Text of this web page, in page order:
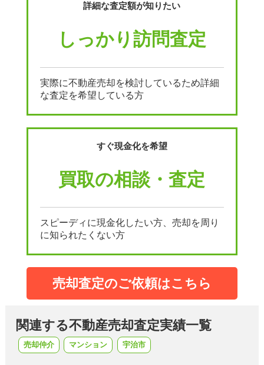
詳細な査定額が知りたい
しっかり訪問査定
実際に不動産売却を検討しているため詳細
な査定を希望している方
すぐ現金化を希望
買取の相談・査定
スピーディに現金化したい方、売却を周り
に知られたくない方
売却査定のご依頼はこちら
関連する不動産売却査定実績一覧
売却仲介 マンション 宇治市